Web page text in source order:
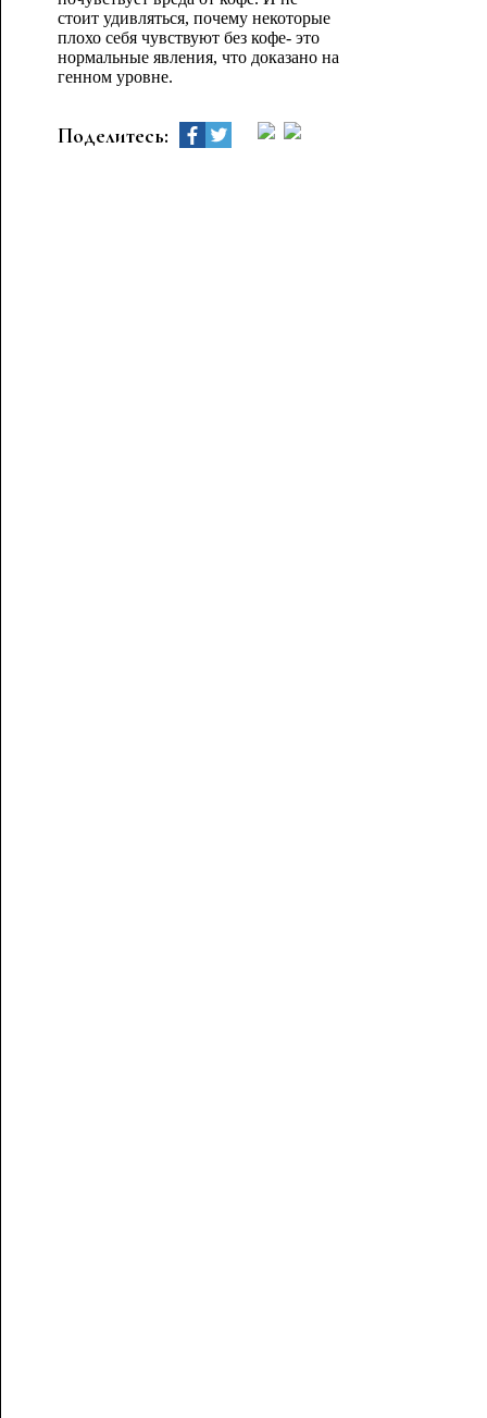
стоит удивляться, почему некоторые
плохо себя чувствуют без кофе- это
нормальные явления, что доказано на
генном уровне.
Поделитесь: